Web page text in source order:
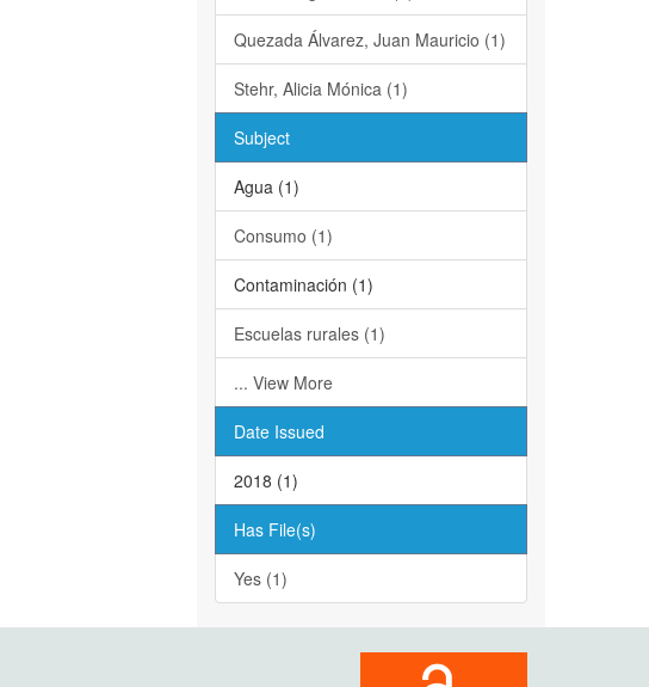
Quezada Álvarez, Juan Mauricio (1)
Stehr, Alicia Mónica (1)
Subject
Agua (1)
Consumo (1)
Contaminación (1)
Escuelas rurales (1)
... View More
Date Issued
2018 (1)
Has File(s)
Yes (1)